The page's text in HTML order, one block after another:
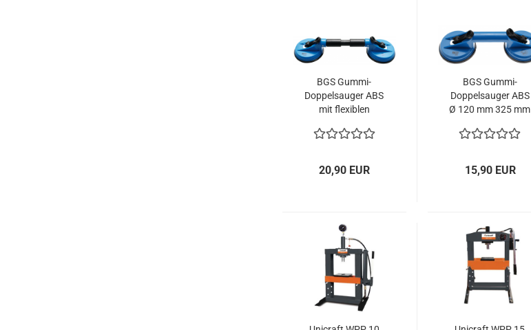
BGS Gummi-
Doppelsauger ABS
mit flexiblen
390 mm 8000
20,90 EUR
BGS Gummi-
Doppelsauger ABS
Ø 120 mm 325 mm
15,90 EUR